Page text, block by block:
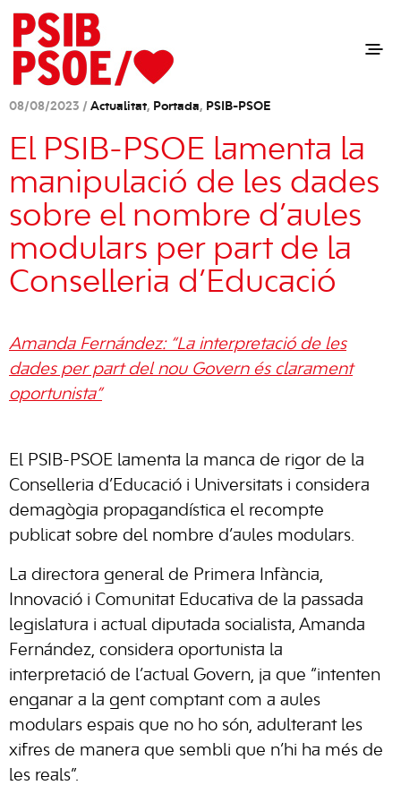
08/08/2023 / Actualitat, Portada, PSIB-PSOE
El PSIB-PSOE lamenta la
manipulació de les dades
sobre el nombre d’aules
modulars per part de la
Conselleria d’Educació
Amanda Fernández: “La interpretació de les
dades per part del nou Govern és clarament
oportunista”
El PSIB-PSOE lamenta la manca de rigor de la
Conselleria d’Educació i Universitats i considera
demagògia propagandística el recompte
publicat sobre del nombre d’aules modulars.
La directora general de Primera Infància,
Innovació i Comunitat Educativa de la passada
legislatura i actual diputada socialista, Amanda
Fernández, considera oportunista la
interpretació de l’actual Govern, ja que “intenten
enganar a la gent comptant com a aules
modulars espais que no ho són, adulterant les
xifres de manera que sembli que n’hi ha més de
les reals”.